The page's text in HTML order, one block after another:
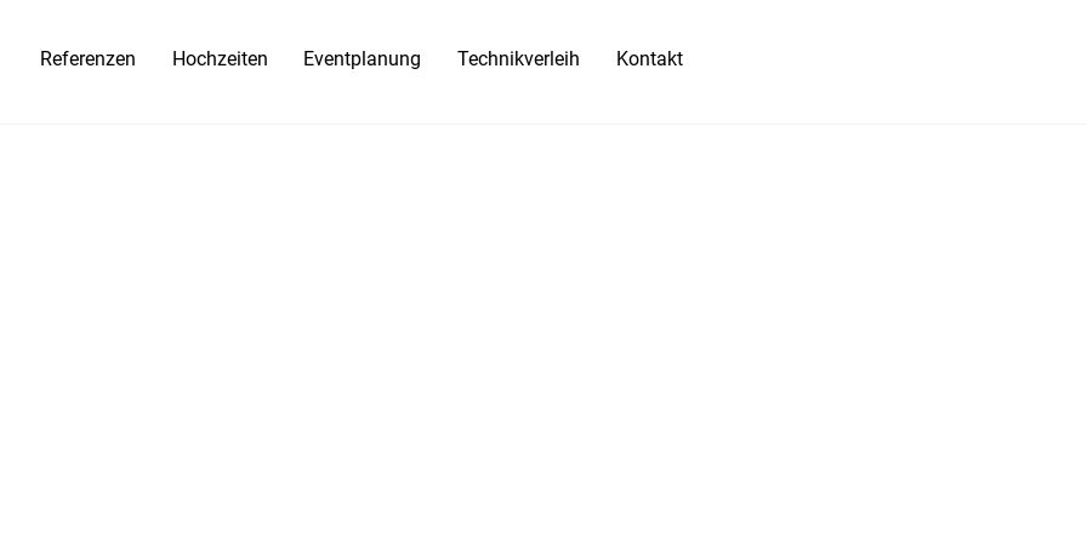
Referenzen Hochzeiten Eventplanung Technikverleih Kontakt